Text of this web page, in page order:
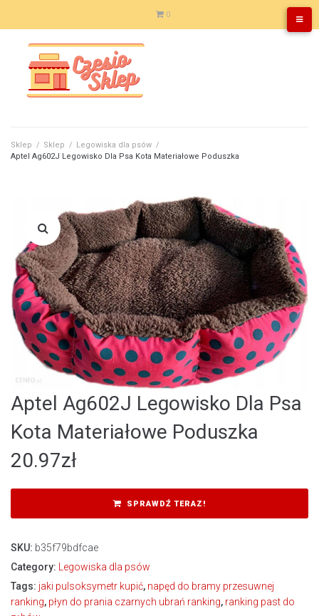
0
Sklep / Sklep / Legowiska dla psów /
Aptel Ag602J Legowisko Dla Psa Kota Materiałowe Poduszka
Aptel Ag602J Legowisko Dla Psa
Kota Materiałowe Poduszka
20.97zł
SPRAWDŹ TERAZ!
SKU: b35f79bdfcae
Category:
Legowiska dla psów
Tags: jaki pulsoksymetr kupić, napęd do bramy przesuwnej
ranking, płyn do prania czarnych ubrań ranking, ranking past do